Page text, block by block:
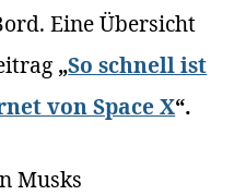
Eine Übersicht
„So schnell ist
von Space X“.
Musks